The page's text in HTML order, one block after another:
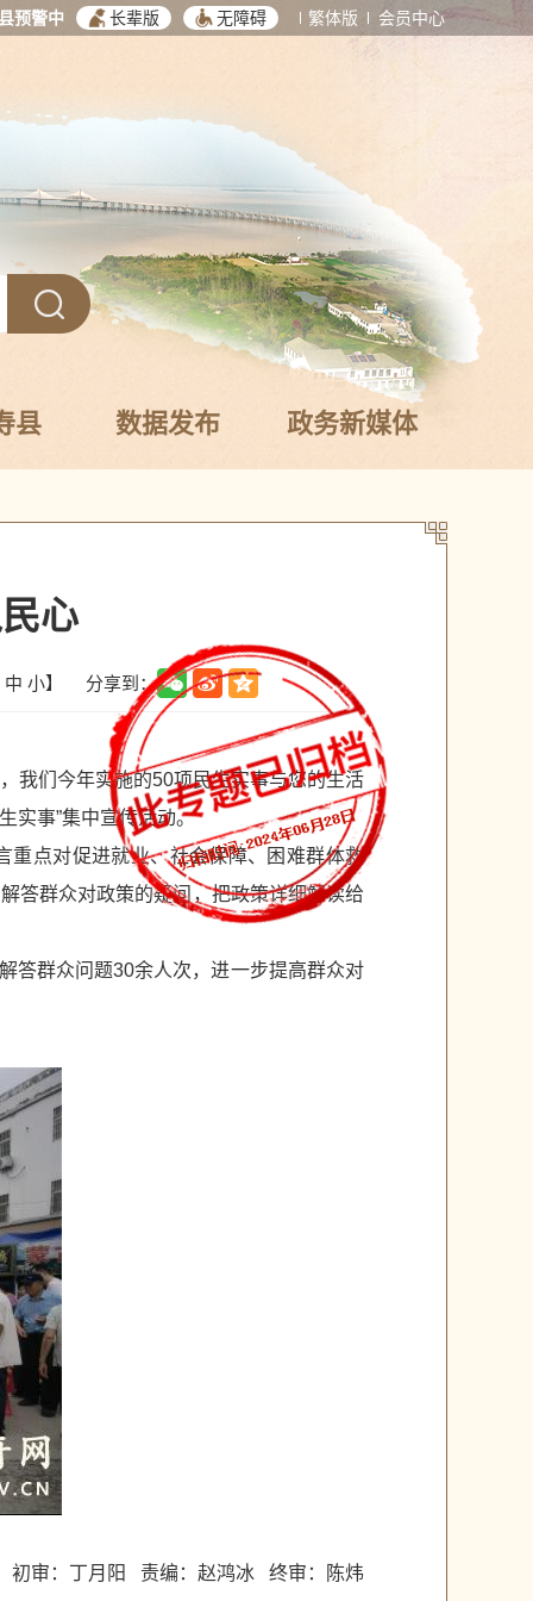
预警中 长辈版 无障碍 繁体版 会员中心
县 数据发布 政务新媒体
心
中 小】 分享到：
我们今年实施的50项民生实事与您的生活
实事”集中宣传活动。
重点对促进就业、社会保障、困难群体救
答群众对政策的疑问，把政策详细解读给
答群众问题30余人次，进一步提高群众对
初审：丁月阳 责编：赵鸿冰 终审：陈炜